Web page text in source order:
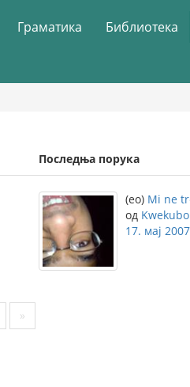
Граматика Библиотека
Последња порука
(eo) Mi ne
од Kwekubo
17. мај
»